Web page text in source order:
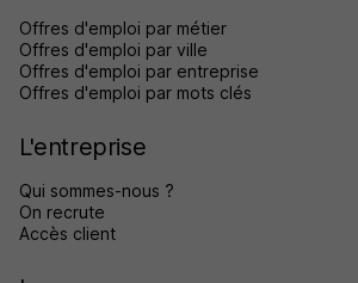
Offres d'emploi par métier
Offres d'emploi par ville
Offres d'emploi par entreprise
Offres d'emploi par mots clés
L'entreprise
Qui sommes-nous ?
On recrute
Accès client